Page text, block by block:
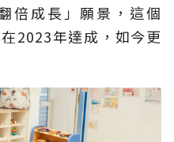
倍成長」願景，這個
2023年達成，如今更